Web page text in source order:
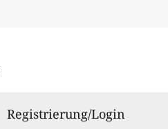
Registrierung/Login